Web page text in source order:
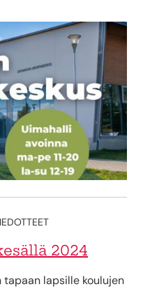
2024
tapaan lapsille koulujen